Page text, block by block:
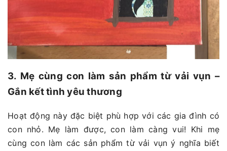
3. Mẹ cùng con làm sản phẩm từ vải vụn –
Gắn kết tình yêu thương
Hoạt động này đặc biệt phù hợp với các gia đình có
con nhỏ. Mẹ làm được, con làm càng vui! Khi mẹ
cùng con làm các sản phẩm từ vải vụn ý nghĩa biết